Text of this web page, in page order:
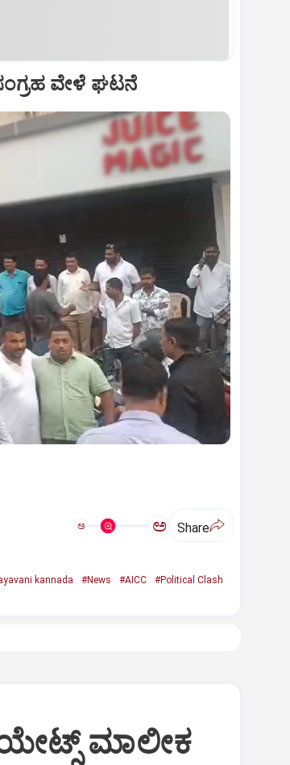
ವೇಳೆ ಘಟನೆ
ಅ ಅ Share
kannada #News #AICC
#Political Clash
ಮಾಲೀಕ